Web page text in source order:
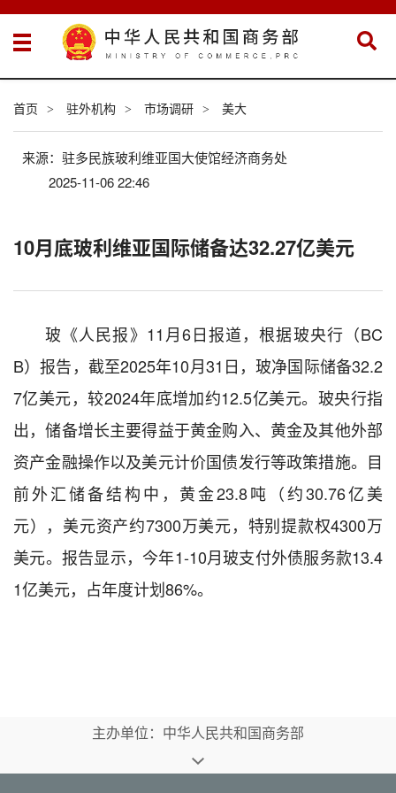
首页 > 驻外机构 > 市场调研 > 美大
来源：驻多民族玻利维亚国大使馆经济商务处
2025-11-06 22:46
10月底玻利维亚国际储备达32.27亿美元
玻《人民报》11月6日报道，根据玻央行（BC
B）报告，截至2025年10月31日，玻净国际储备32.2
7亿美元，较2024年底增加约12.5亿美元。玻央行指
出，储备增长主要得益于黄金购入、黄金及其他外部
资产金融操作以及美元计价国债发行等政策措施。目
前外汇储备结构中，黄金23.8吨（约30.76亿美
元），美元资产约7300万美元，特别提款权4300万
美元。报告显示，今年1-10月玻支付外债服务款13.4
1亿美元，占年度计划86%。
主办单位：中华人民共和国商务部